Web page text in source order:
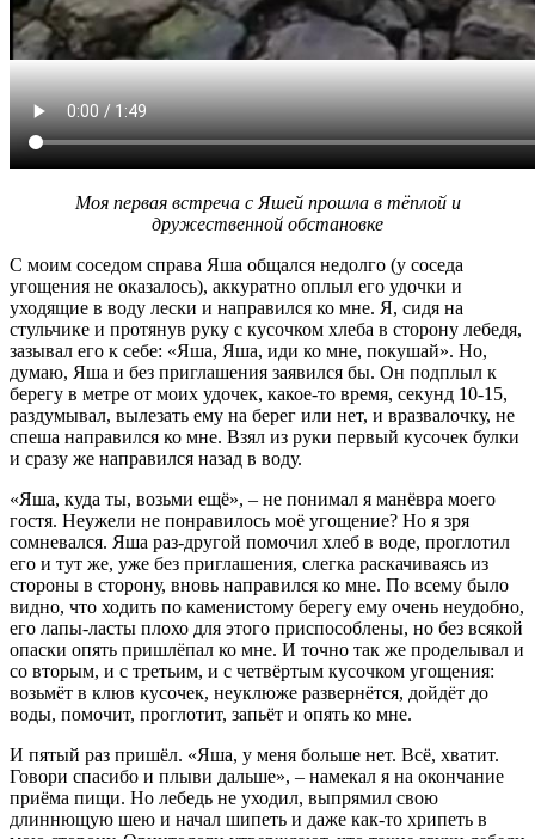
Моя первая встреча с Яшей прошла в тёплой и
дружественной обстановке
С моим соседом справа Яша общался недолго (у соседа
угощения не оказалось), аккуратно оплыл его удочки и
уходящие в воду лески и направился ко мне. Я, сидя на
стульчике и протянув руку с кусочком хлеба в сторону лебедя,
зазывал его к себе: «Яша, Яша, иди ко мне, покушай». Но,
думаю, Яша и без приглашения заявился бы. Он подплыл к
берегу в метре от моих удочек, какое-то время, секунд 10-15,
раздумывал, вылезать ему на берег или нет, и вразвалочку, не
спеша направился ко мне. Взял из руки первый кусочек булки
и сразу же направился назад в воду.
«Яша, куда ты, возьми ещё», – не понимал я манёвра моего
гостя. Неужели не понравилось моё угощение? Но я зря
сомневался. Яша раз-другой помочил хлеб в воде, проглотил
его и тут же, уже без приглашения, слегка раскачиваясь из
стороны в сторону, вновь направился ко мне. По всему было
видно, что ходить по каменистому берегу ему очень неудобно,
его лапы-ласты плохо для этого приспособлены, но без всякой
опаски опять пришлёпал ко мне. И точно так же проделывал и
со вторым, и с третьим, и с четвёртым кусочком угощения:
возьмёт в клюв кусочек, неуклюже развернётся, дойдёт до
воды, помочит, проглотит, запьёт и опять ко мне.
И пятый раз пришёл. «Яша, у меня больше нет. Всё, хватит.
Говори спасибо и плыви дальше», – намекал я на окончание
приёма пищи. Но лебедь не уходил, выпрямил свою
длиннющую шею и начал шипеть и даже как-то хрипеть в